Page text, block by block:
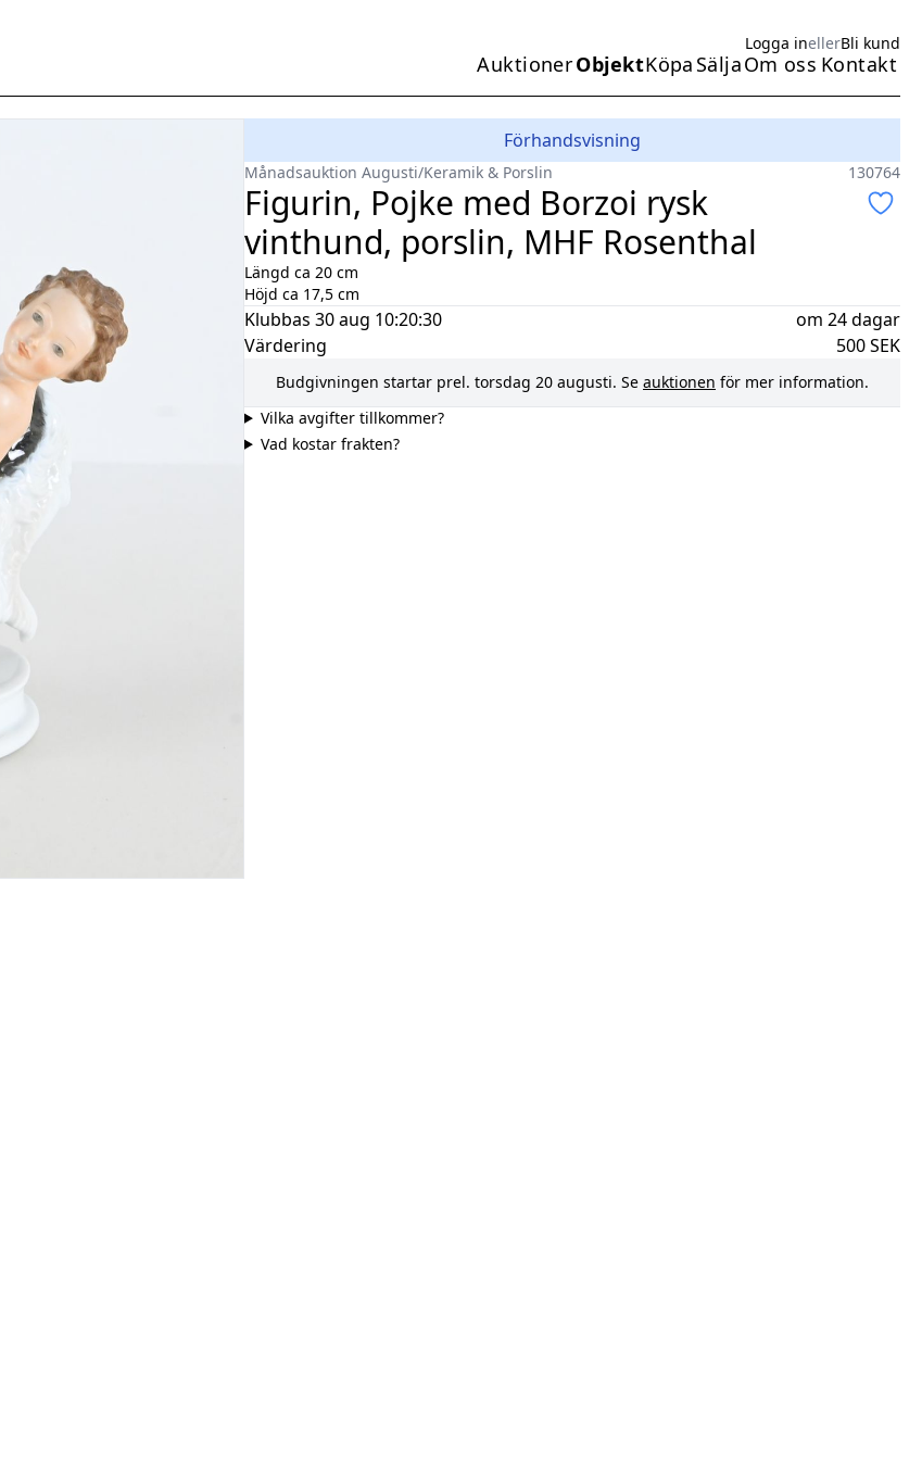
Logga inellerBli kund
Huvudmeny
AuktionerObjektKöpa SäljaOm oss Kontakt
Förhandsvisning
Månadsauktion Augusti/Keramik & Porslin 130764
Figurin, Pojke med Borzoi rysk
vinthund, porslin, MHF Rosenthal
Längd ca 20 cm
Höjd ca 17,5 cm
Klubbas 30 aug 10:20:30
om 24 dagar
Värdering
500SEK
Budgivningen startar prel. torsdag 20 augusti. Se auktionen för mer information.
Vilka avgifter tillkommer?
Vad kostar frakten?